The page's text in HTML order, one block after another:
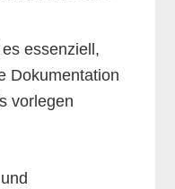
essenziell,
Dokumentation
vorlegen